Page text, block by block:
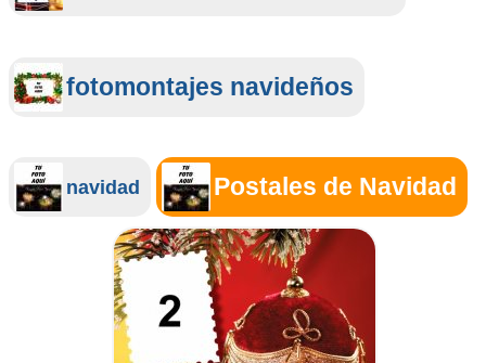
fotomontajes navideños
navidad Postales de Navidad